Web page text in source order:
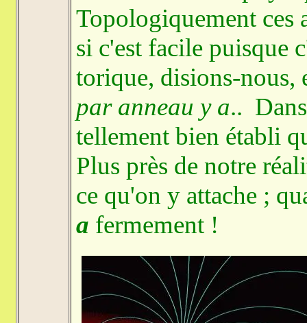
Topologiquement ces
si c'est facile puisque
torique, disions-nous,
par anneau y a..
tellement bien établi
Plus près de notre
ce qu'on y attache ;
a fermement !